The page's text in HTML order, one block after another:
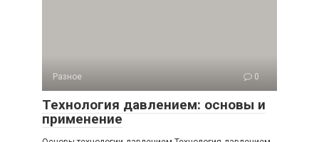
Разное 0
Технология давлением: основы и
применение